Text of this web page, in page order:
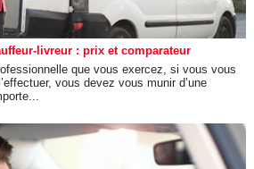
livreur : prix et comparateur
que vous exercez, si vous vous
vous devez vous munir d’une